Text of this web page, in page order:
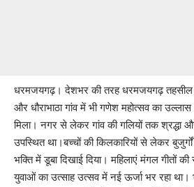
धरमजयगढ़। देशभर की तरह धरमजयगढ़ तहसील
और धौराभाठा गांव में भी गणेश महोत्सव का
मिला। नगर से लेकर गांव की गलियों तक श्रद्धा
उपस्थित था।बच्चों की किलकारियों से लेकर
भक्ति में डूबा दिखाई दिया। महिलाएं मंगल गीतों की
युवाओं का उत्साह उत्सव में नई ऊर्जा भर रहा